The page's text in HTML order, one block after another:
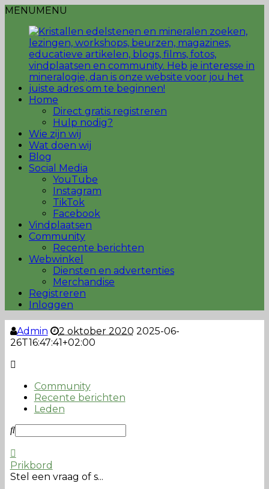
MENUMENU
Home
Direct gratis registreren
Hulp nodig?
Wie zijn wij
Wat doen wij
Blog
Social Media
YouTube
Instagram
TikTok
Facebook
Vindplaatsen
Community
Recente berichten
Webwinkel
Diensten en advertenties
Merchandise
Registreren
Inloggen
Admin 2 oktober 2020 2025-06-
26T16:47:41+02:00
Community
Recente berichten
Leden
Prikbord
Stel een vraag of s...